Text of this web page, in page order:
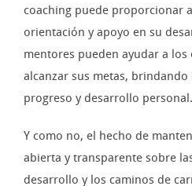
coaching puede proporcionar
orientación y apoyo en su
mentores pueden ayudar a
alcanzar sus metas, brindando
progreso y desarrollo personal.
Y como no, el hecho de
abierta y transparente sobre
desarrollo y los caminos de